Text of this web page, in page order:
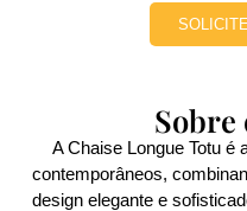
A Chaise Longue Totu é
contemporâneos,
design elegante e